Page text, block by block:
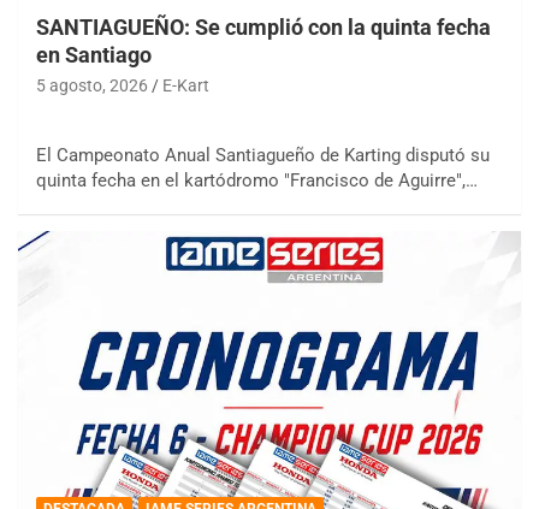
SANTIAGUEÑO: Se cumplió con la quinta fecha
en Santiago
5 agosto, 2026 E-Kart
El Campeonato Anual Santiagueño de Karting disputó su
quinta fecha en el kartódromo "Francisco de Aguirre",…